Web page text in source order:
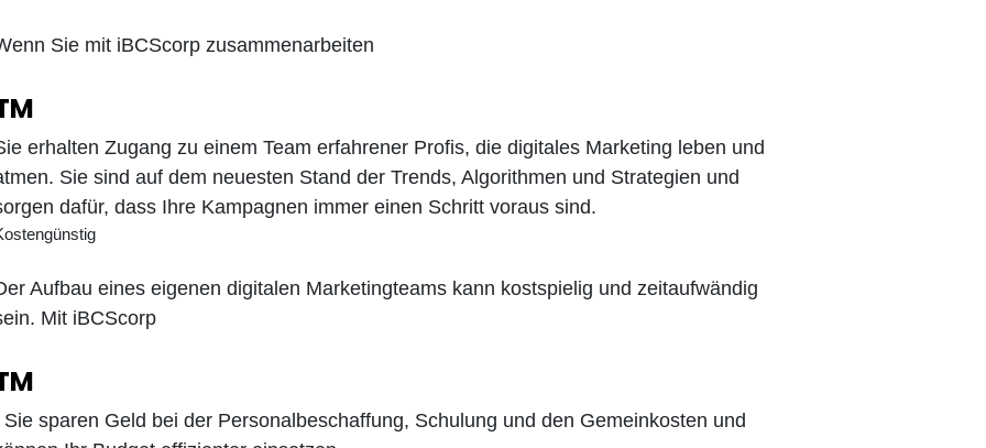
Sie mit iBCScorp zusammenarbeiten
erhalten Zugang zu einem Team erfahrener Profis, die digitales Marketing leben und
Sie sind auf dem neuesten Stand der Trends, Algorithmen und Strategien und
dafür, dass Ihre Kampagnen immer einen Schritt voraus sind.
Aufbau eines eigenen digitalen Marketingteams kann kostspielig und zeitaufwändig
Mit iBCScorp
Sie sparen Geld bei der Personalbeschaffung, Schulung und den Gemeinkosten und